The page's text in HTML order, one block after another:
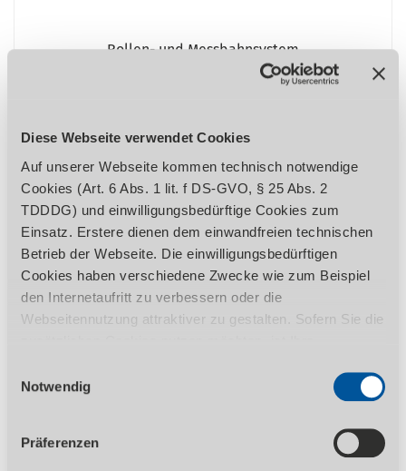
Diese Webseite verwendet Cookies
Auf unserer Webseite kommen technisch notwendige
Cookies (Art. 6 Abs. 1 lit. f DS-GVO, § 25 Abs. 2
TDDDG) und einwilligungsbedürftige Cookies zum
Einsatz. Erstere dienen dem einwandfreien technischen
Betrieb der Webseite. Die einwilligungsbedürftigen
Cookies haben verschiedene Zwecke wie zum Beispiel
den Internetaufritt zu verbessern oder die
Webseitennutzung attraktiver zu gestalten. Sofern Sie die
1 TDDDG erforderlich. Ihre erteilte Einwilligung können
Sie jederzeit durch Aufruf des Consent-Banners mit
Wirkung für die Zukunft widerrufen. Nähere Informationen
zu den einzelnen Cookies und die damit in Verbindung
Notwendig
Präferenzen
Rollen- und Messbahnsystem
ZEIGE VARIANTEN
In stabiler Konstruktion mit einer Tragkraft